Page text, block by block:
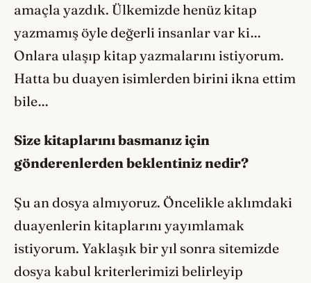
amaçla yazdık. Ülkemizde henüz kitap
yazmamış öyle değerli insanlar var ki…
Onlara ulaşıp kitap yazmalarını istiyorum.
Hatta bu duayen isimlerden birini ikna ettim
bile…
Size kitaplarını basmanız için
gönderenlerden beklentiniz nedir?
Şu an dosya almıyoruz. Öncelikle aklımdaki
duayenlerin kitaplarını yayımlamak
istiyorum. Yaklaşık bir yıl sonra sitemizde
dosya kabul kriterlerimizi belirleyip